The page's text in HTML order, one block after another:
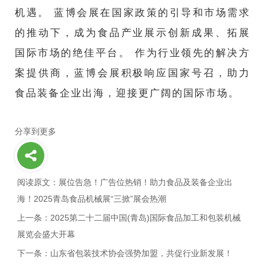
机遇。 蓝博会展在国家政策的引导和市场需求
的推动下，成为食品产业展示创新成果、拓展
国际市场的绝佳平台。 作为行业领先的解决方
案提供商，蓝博会展积极响应国家号召，助力
食品装备企业出海，迎接更广阔的国际市场。
分享到更多
阅读原文：展位告急！广告位热销！助力食品及装备企业出
海！2025青岛食品机械展“三掀”展会热潮
上一条：2025第二十二届中国(青岛)国际食品加工和包装机械
展览会盛大开幕
下一条：山东省包装技术协会强势加盟，共促行业新发展！